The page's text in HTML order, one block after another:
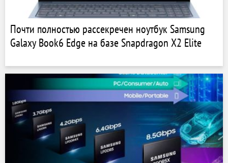
Почти полностью рассекречен ноутбук Samsung
Galaxy Book6 Edge на базе Snapdragon X2 Elite